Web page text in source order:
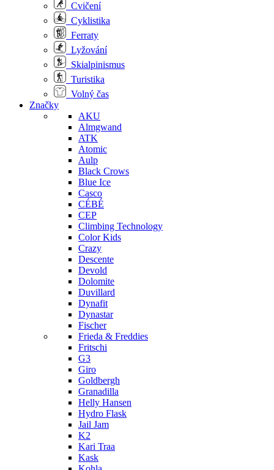
Cvičení
Cyklistika
Ferraty
Lyžování
Skialpinismus
Turistika
Volný čas
Značky
AKU
Almgwand
ATK
Atomic
Aulp
Black Crows
Blue Ice
Casco
CÉBÉ
CEP
Climbing Technology
Color Kids
Crazy
Descente
Devold
Dolomite
Duvillard
Dynafit
Dynastar
Fischer
Frieda & Freddies
Fritschi
G3
Giro
Goldbergh
Granadilla
Helly Hansen
Hydro Flask
Jail Jam
K2
Kari Traa
Kask